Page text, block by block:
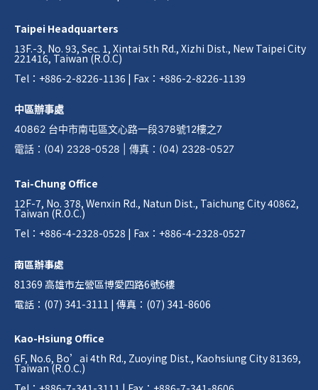
Taipei Headquarters
13F.-3, No. 93, Sec. 1, Xintai 5th Rd., Xizhi Dist., New Taipei City
221416, Taiwan (R.O.C)
Tel：+886-2-8226-1136 | Fax：+886-2-8226-1139
中區辦事處
40862 台中市南屯區文心路一段378號12樓之7
電話 ： (04) 2328-0528 傳真 ： (04) 2328-0527
Tai-Chung Office
12F-7, No. 378, Wenxin Rd., Natun Dist., Taichung City 40862,
Taiwan (R.O.C.)
Tel：+886-4-2328-0528 | Fax：+886-4-2328-0527
南區辦事處
81369 高雄市左營區博愛四路6號6樓
電話：(07) 341-3111 | 傳真：(07) 341-8606
Kao-Hsiung Office
6F, No.6, Bo’ai 4th Rd., Zuoying Dist., Kaohsiung City 81369,
Taiwan (R.O.C.)